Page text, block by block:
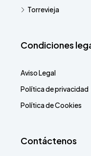
Torrevieja
Condiciones
Aviso Legal
Política de privacidad
Política de Cookies
Contáctenos